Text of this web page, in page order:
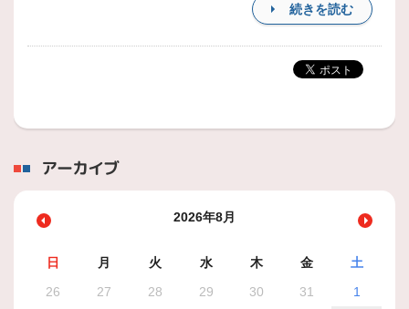
続きを読む
アーカイブ
2026年8月
日 月 火 水 木 金
土
26
27 28 29 30 31
1